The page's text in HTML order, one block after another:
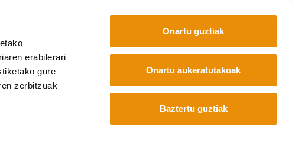
erabilerari
gure
zerbitzuak
Onartu guztiak
Onartu aukeratutakoak
Baztertu guztiak